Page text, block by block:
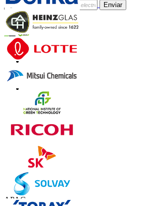
Enviar
Confianza Online
Contáctanos
US+1 833 909 2966 ( Llamada gratuita )
UK+44 808 502 0280 (Llamada gratuita )
APAC
+91 744 740 1245